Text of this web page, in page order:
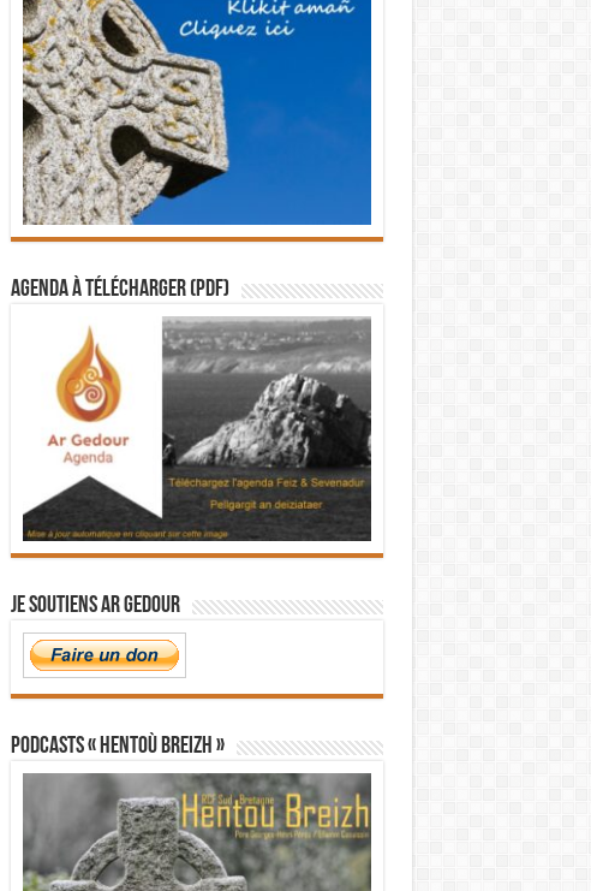
Agenda à télécharger (PDF)
Je soutiens Ar Gedour
PODCASTS « Hentoù Breizh »